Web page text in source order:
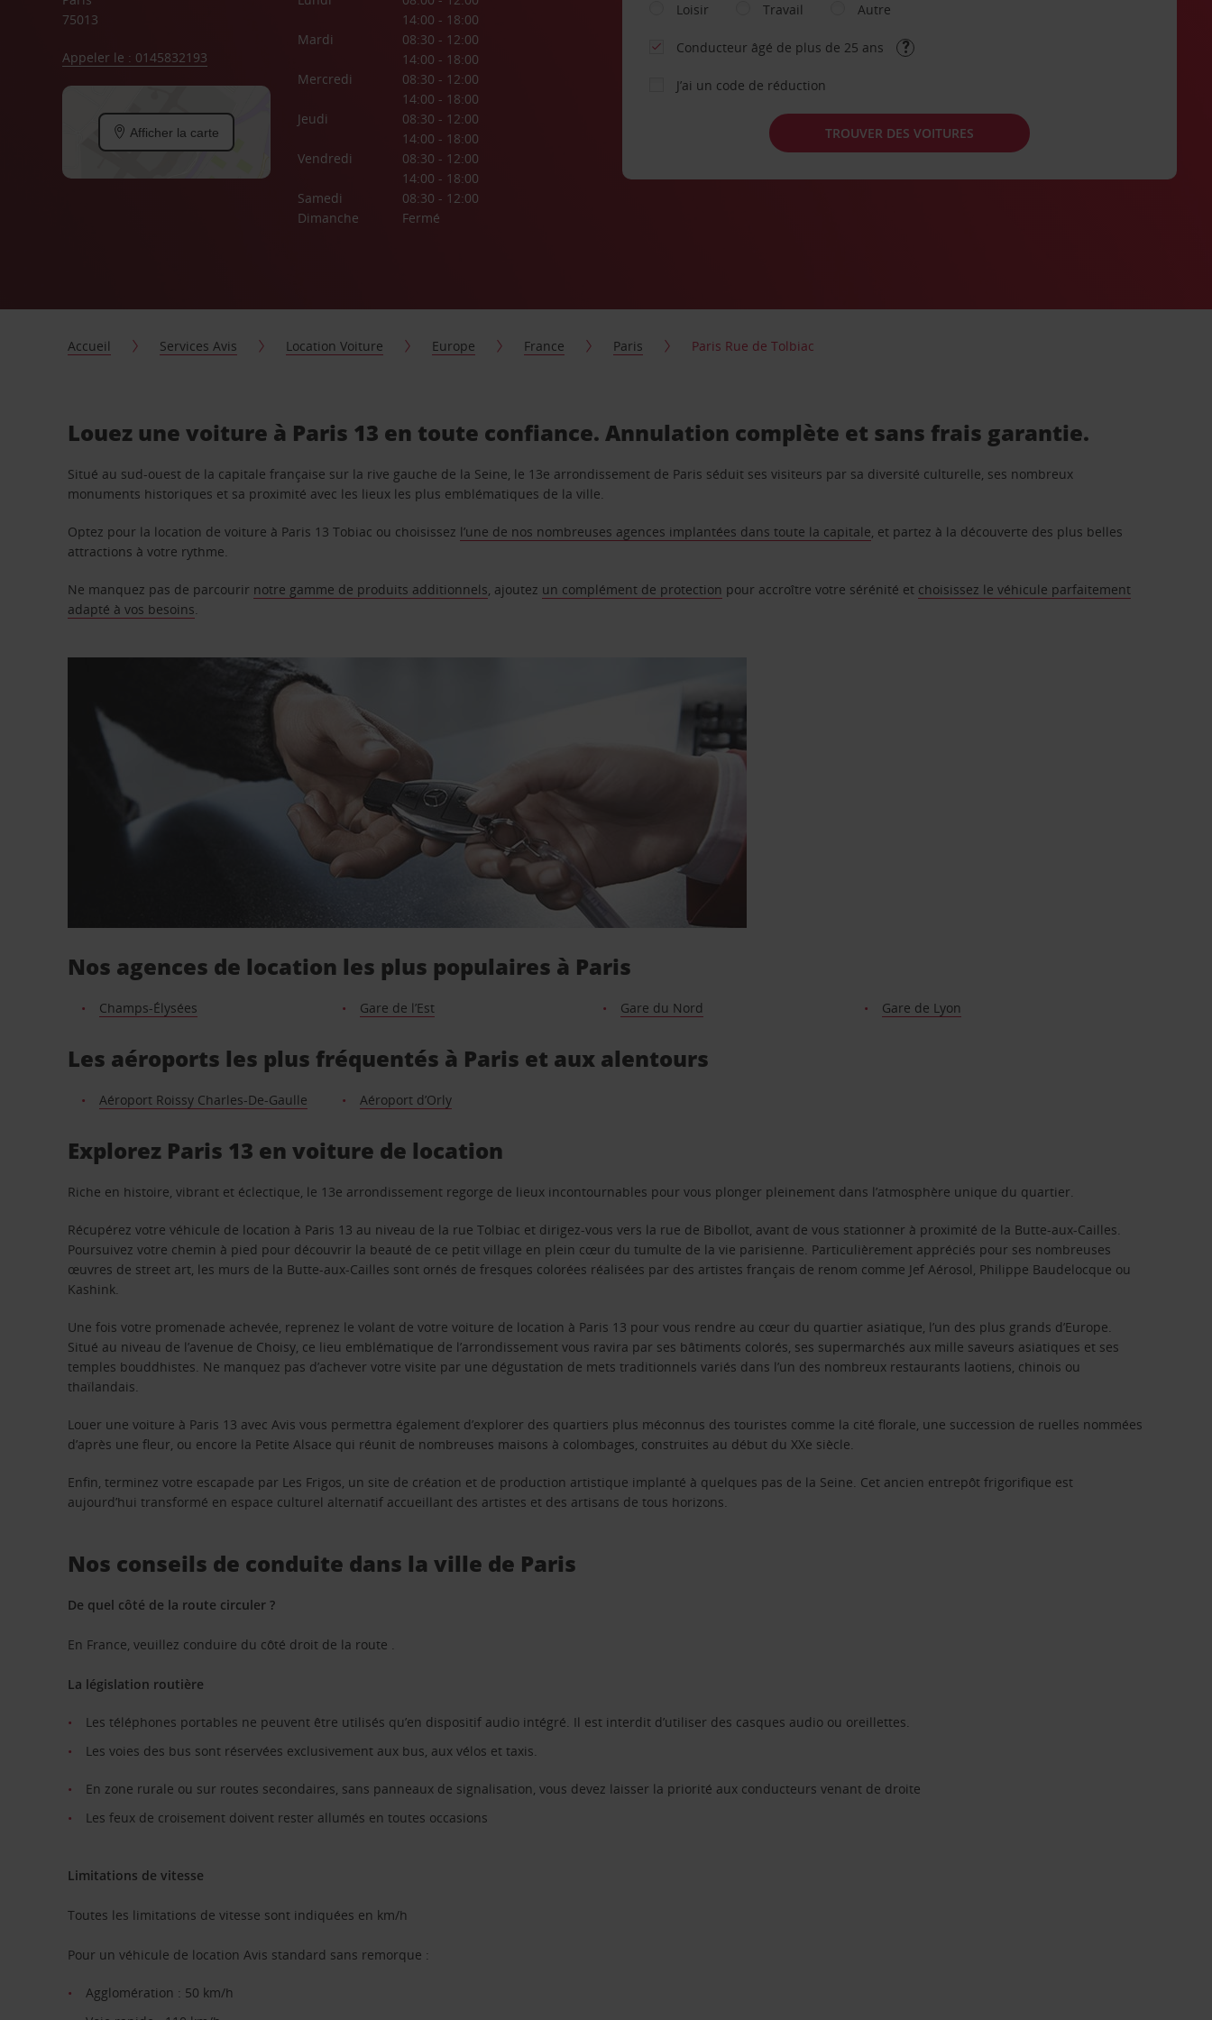
75013
Appeler le : 0145832193
Afficher la carte
14:00 - 18:00
Mardi
08:30 - 12:00
14:00 - 18:00
Mercredi
08:30 - 12:00
14:00 - 18:00
Jeudi
08:30 - 12:00
14:00 - 18:00
Vendredi
08:30 - 12:00
14:00 - 18:00
Samedi
08:30 - 12:00
Dimanche
Fermé
Loisir
Travail Autre
Conducteur âgé de plus de 25 ans
J’ai un code de réduction
TROUVER DES VOITURES
Accueil Services Avis Location Voiture Europe France Paris Paris Rue de Tolbiac
Louez une voiture à Paris 13 en toute confiance. Annulation complète et sans frais garantie.
Situé au sud-ouest de la capitale française sur la rive gauche de la Seine, le 13e arrondissement de Paris séduit ses visiteurs par sa diversité culturelle, ses nombreux
monuments historiques et sa proximité avec les lieux les plus emblématiques de la ville.
Optez pour la location de voiture à Paris 13 Tobiac ou choisissez l’une de nos nombreuses agences implantées dans toute la capitale, et partez à la découverte des plus belles
attractions à votre rythme.
Ne manquez pas de parcourir notre gamme de produits additionnels, ajoutez un complément de protection pour accroître votre sérénité et choisissez le véhicule parfaitement
adapté à vos besoins.
Nos agences de location les plus populaires à Paris
Champs-Élysées Gare de l’Est Gare du Nord Gare de Lyon
Les aéroports les plus fréquentés à Paris et aux alentours
Aéroport Roissy Charles-De-Gaulle Aéroport d’Orly
Explorez Paris 13 en voiture de location
Riche en histoire, vibrant et éclectique, le 13e arrondissement regorge de lieux incontournables pour vous plonger pleinement dans l’atmosphère unique du quartier.
Récupérez votre véhicule de location à Paris 13 au niveau de la rue Tolbiac et dirigez-vous vers la rue de Bibollot, avant de vous stationner à proximité de la Butte-aux-Cailles.
Poursuivez votre chemin à pied pour découvrir la beauté de ce petit village en plein cœur du tumulte de la vie parisienne. Particulièrement appréciés pour ses nombreuses
œuvres de street art, les murs de la Butte-aux-Cailles sont ornés de fresques colorées réalisées par des artistes français de renom comme Jef Aérosol, Philippe Baudelocque ou
Kashink.
Une fois votre promenade achevée, reprenez le volant de votre voiture de location à Paris 13 pour vous rendre au cœur du quartier asiatique, l’un des plus grands d’Europe.
Situé au niveau de l’avenue de Choisy, ce lieu emblématique de l’arrondissement vous ravira par ses bâtiments colorés, ses supermarchés aux mille saveurs asiatiques et ses
temples bouddhistes. Ne manquez pas d’achever votre visite par une dégustation de mets traditionnels variés dans l’un des nombreux restaurants laotiens, chinois ou
thaïlandais.
Louer une voiture à Paris 13 avec Avis vous permettra également d’explorer des quartiers plus méconnus des touristes comme la cité florale, une succession de ruelles nommées
d’après une fleur, ou encore la Petite Alsace qui réunit de nombreuses maisons à colombages, construites au début du XXe siècle.
Enfin, terminez votre escapade par Les Frigos, un site de création et de production artistique implanté à quelques pas de la Seine. Cet ancien entrepôt frigorifique est
aujourd’hui transformé en espace culturel alternatif accueillant des artistes et des artisans de tous horizons.
Nos conseils de conduite dans la ville de Paris
De quel côté de la route circuler ?
En France, veuillez conduire du côté droit de la route .
La législation routière
Les téléphones portables ne peuvent être utilisés qu’en dispositif audio intégré. Il est interdit d’utiliser des casques audio ou oreillettes.
Les voies des bus sont réservées exclusivement aux bus, aux vélos et taxis.
En zone rurale ou sur routes secondaires, sans panneaux de signalisation, vous devez laisser la priorité aux conducteurs venant de droite
Les feux de croisement doivent rester allumés en toutes occasions
Limitations de vitesse
Toutes les limitations de vitesse sont indiquées en km/h
Pour un véhicule de location Avis standard sans remorque :
Agglomération : 50 km/h